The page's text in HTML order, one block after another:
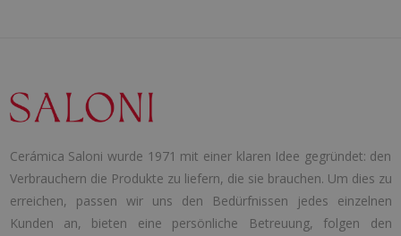
Cerámica Saloni wurde 1971 mit einer klaren Idee gegründet: den
Verbrauchern die Produkte zu liefern, die sie brauchen. Um dies zu
erreichen, passen wir uns den Bedürfnissen jedes einzelnen
Kunden an, bieten eine persönliche Betreuung, folgen den